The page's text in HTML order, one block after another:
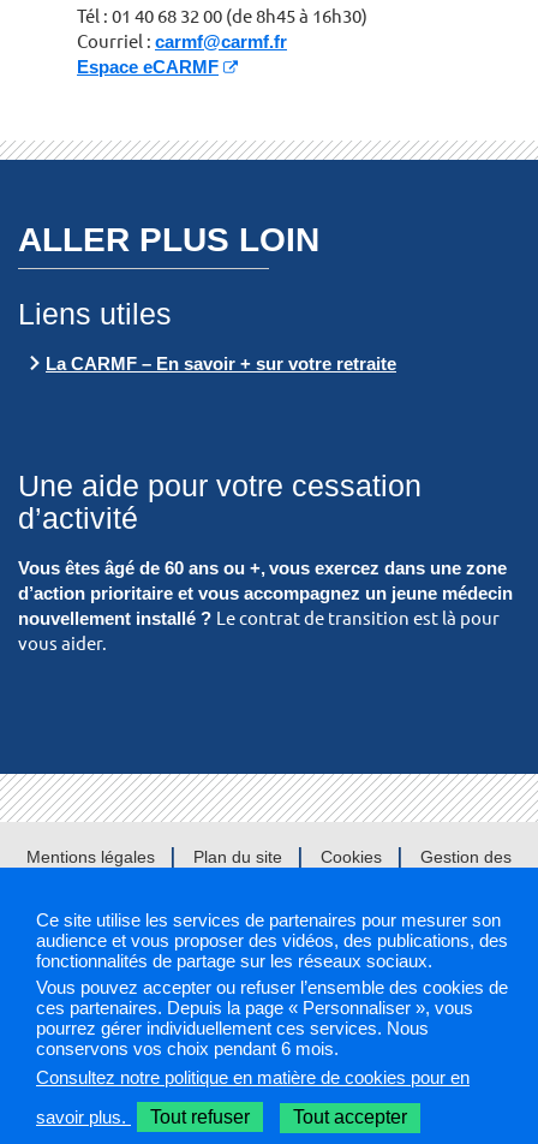
Ce site utilise les services de partenaires pour mesurer son
audience et vous proposer des vidéos, des publications, des
fonctionnalités de partage sur les réseaux sociaux.
Vous pouvez accepter ou refuser l’ensemble des cookies de
ces partenaires. Depuis la page « Personnaliser », vous
pourrez gérer individuellement ces services. Nous
conservons vos choix pendant 6 mois.
Consultez notre politique en matière de cookies pour en
savoir plus.
Tout refuser Tout accepter
Tél : 01 40 68 32 00 (de 8h45 à 16h30)
Courriel : carmf@carmf.fr
Espace eCARMF
ALLER PLUS LOIN
Liens utiles
La CARMF – En savoir + sur votre retraite
Une aide pour votre cessation
d’activité
Vous êtes âgé de 60 ans ou +,vous exercez dans une zone
d’action prioritaire et vous accompagnez un jeune médecin
nouvellement installé ? Le contrat de transition est là pour
vous aider.
Mentions légales Plan du site Cookies
Gestion des
Sélectionnez une région pour accéder à votre site PAPS
Les sites PAPS